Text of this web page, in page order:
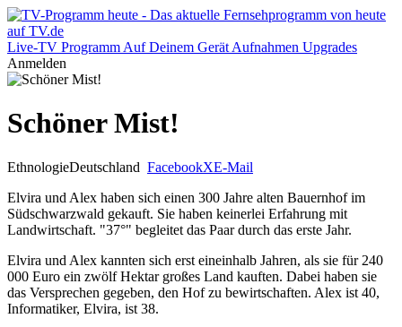
Live-TV Programm Auf Deinem Gerät Aufnahmen Upgrades
Anmelden
Schöner Mist!
EthnologieDeutschland FacebookXE-Mail
Elvira und Alex haben sich einen 300 Jahre alten Bauernhof im
Südschwarzwald gekauft. Sie haben keinerlei Erfahrung mit
Landwirtschaft. "37°" begleitet das Paar durch das erste Jahr.
Elvira und Alex kannten sich erst eineinhalb Jahren, als sie für 240
000 Euro ein zwölf Hektar großes Land kauften. Dabei haben sie
das Versprechen gegeben, den Hof zu bewirtschaften. Alex ist 40,
Informatiker, Elvira, ist 38.